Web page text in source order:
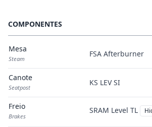
COMPONENTES
Mesa
Steam
FSA Afterburner
Canote
Seatpost
KS LEV SI
Freio
Brakes
SRAM Level TL